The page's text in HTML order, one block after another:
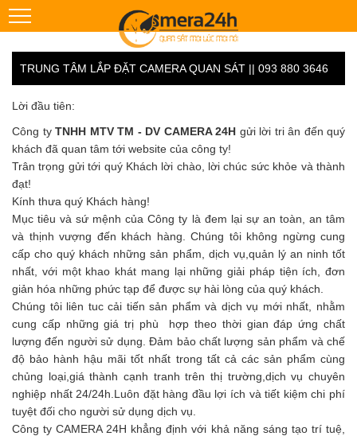
TRUNG TÂM LẮP ĐẶT CAMERA QUAN SÁT || 093 880 3646
Lời đầu tiên:
Công ty TNHH MTV TM - DV CAMERA 24H gửi lời tri ân đến quý
khách đã quan tâm tới website của công ty!
Trân trọng gửi tới quý Khách lời chào, lời chúc sức khỏe và thành
đạt!
Kính thưa quý Khách hàng!
Mục tiêu và sứ mệnh của Công ty là đem lại sự an toàn, an tâm
và thịnh vượng đến khách hàng. Chúng tôi không ngừng cung
cấp cho quý khách những sản phẩm, dịch vụ,quản lý an ninh tốt
nhất, với một khao khát mang lại những giải pháp tiện ích, đơn
giản hóa những phức tạp để được sự hài lòng của quý khách.
Chúng tôi liên tuc cải tiến sản phẩm và dịch vụ mới nhất, nhằm
cung cấp những giá trị phù hợp theo thời gian đáp ứng chất
lượng đến người sử dụng. Đảm bảo chất lượng sản phẩm và chế
độ bảo hành hậu mãi tốt nhất trong tất cả các sản phẩm cùng
chủng loại,giá thành cạnh tranh trên thị trường,dịch vụ chuyên
nghiệp nhất 24/24h.Luôn đặt hàng đầu lợi ích và tiết kiệm chi phí
tuyệt đối cho người sử dụng dịch vụ.
Công ty CAMERA 24H khẳng định với khả năng sáng tạo trí tuệ,